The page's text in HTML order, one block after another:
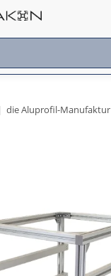
die Aluprofil-Manufaktur